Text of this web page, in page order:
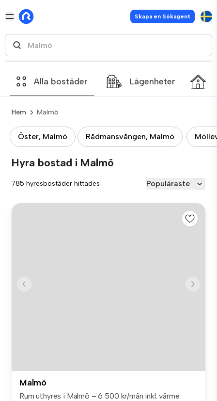
Skapa en Sökagent
Alla bostäder Lägenheter
Hem Malmö
Öster, Malmö Rådmansvången, Malmö
Hyra bostad i Malmö
785 hyresbostäder hittades Populäraste
Malmö
Rum uthyres i Malmö – 6 500 kr/mån inkl. värme